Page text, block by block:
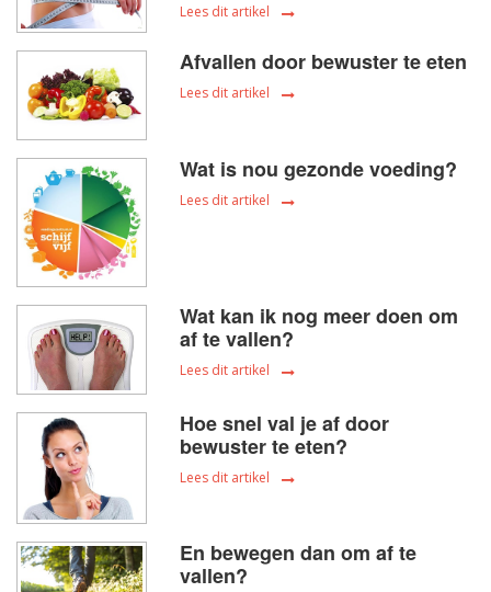
Lees dit artikel
Afvallen door bewuster te eten
Lees dit artikel
Wat is nou gezonde voeding?
Lees dit artikel
Wat kan ik nog meer doen om
af te vallen?
Lees dit artikel
Hoe snel val je af door
bewuster te eten?
Lees dit artikel
En bewegen dan om af te
vallen?